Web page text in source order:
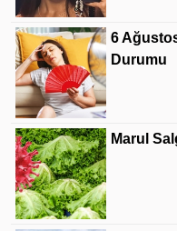
6
Durumu
Marul